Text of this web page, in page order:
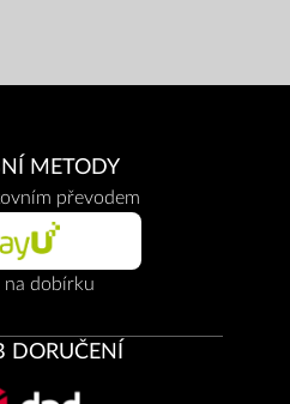
METODY
převodem
na dobírku
DORUČENÍ